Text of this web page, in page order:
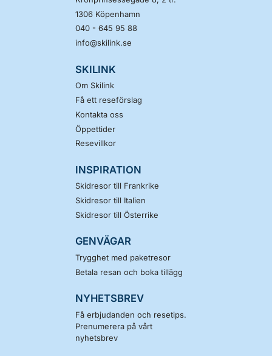
1306 Köpenhamn
040 - 645 95 88
info@skilink.se
SKILINK
Om Skilink
Få ett reseförslag
Kontakta oss
Öppettider
Resevillkor
INSPIRATION
Skidresor till Frankrike
Skidresor till Italien
Skidresor till Österrike
GENVÄGAR
Trygghet med paketresor
Betala resan och boka tillägg
NYHETSBREV
Få erbjudanden och resetips.
Prenumerera på vårt
nyhetsbrev